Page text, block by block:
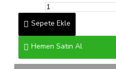
Sepete Ekle
Hemen Satın Al